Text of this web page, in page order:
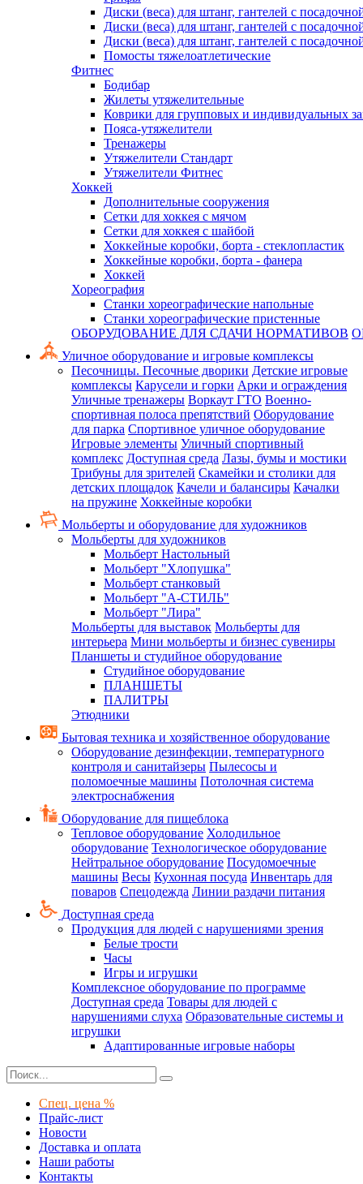
Диски (веса) для штанг, гантелей с
Диски (веса) для штанг, гантелей с
Диски (веса) для штанг, гантелей с
Помосты тяжелоатлетические
Фитнес
Бодибар
Жилеты утяжелительные
Коврики для групповых и индивидуальных
Пояса-утяжелители
Тренажеры
Утяжелители Стандарт
Утяжелители Фитнес
Хоккей
Дополнительные сооружения
Сетки для хоккея с мячом
Сетки для хоккея с шайбой
Хоккейные коробки, борта - стеклопластик
Хоккейные коробки, борта - фанера
Хоккей
Хореография
Станки хореографические напольные
Станки хореографические пристенные
ОБОРУДОВАНИЕ ДЛЯ СДАЧИ НОРМАТИВОВ
Уличное оборудование и игровые комплексы
Песочницы. Песочные дворики Детские игровые
комплексы Карусели и горки Арки и ограждения
Уличные тренажеры Воркаут ГТО Военно-
спортивная полоса препятствий Оборудование
для парка Спортивное уличное оборудование
Игровые элементы Уличный спортивный
комплекс Доступная среда Лазы, бумы и мостики
Трибуны для зрителей Скамейки и столики для
детских площадок Качели и балансиры Качалки
на пружине Хоккейные коробки
Мольберты и оборудование для художников
Мольберты для художников
Мольберт Настольный
Мольберт "Хлопушка"
Мольберт станковый
Мольберт "А-СТИЛЬ"
Мольберт "Лира"
Мольберты для выставок Мольберты для
интерьера Мини мольберты и бизнес сувениры
Планшеты и студийное оборудование
Студийное оборудование
ПЛАНШЕТЫ
ПАЛИТРЫ
Этюдники
Бытовая техника и хозяйственное оборудование
Оборудование дезинфекции, температурного
контроля и санитайзеры Пылесосы и
поломоечные машины Потолочная система
электроснабжения
Оборудование для пищеблока
Тепловое оборудование Холодильное
оборудование Технологическое оборудование
Нейтральное оборудование Посудомоечные
машины Весы Кухонная посуда Инвентарь для
поваров Спецодежда Линии раздачи питания
Доступная среда
Продукция для людей с нарушениями зрения
Белые трости
Часы
Игры и игрушки
Комплексное оборудование по программе
Доступная среда Товары для людей с
нарушениями слуха Образовательные системы и
игрушки
Адаптированные игровые наборы
Спец. цена %
Прайс-лист
Новости
Доставка и оплата
Наши работы
Контакты